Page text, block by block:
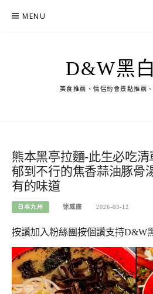
MENU
D&W黑
美食推薦、情侶約會景點推薦
熊本黑亭拉麵-此生必吃
郁到不行的焦香蒜油豚骨
有的味道
日本九州 徐威廉 2026-03-12
按讚加入粉絲團按個讚支持D&W